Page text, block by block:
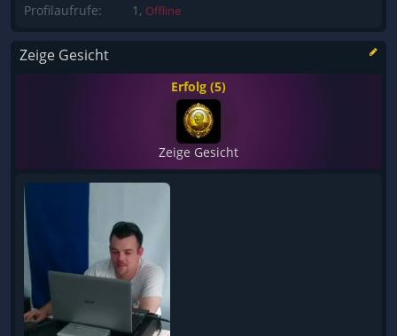
Profilaufrufe:
1, Offline
Zeige Gesicht
Erfolg (5)
Zeige Gesicht